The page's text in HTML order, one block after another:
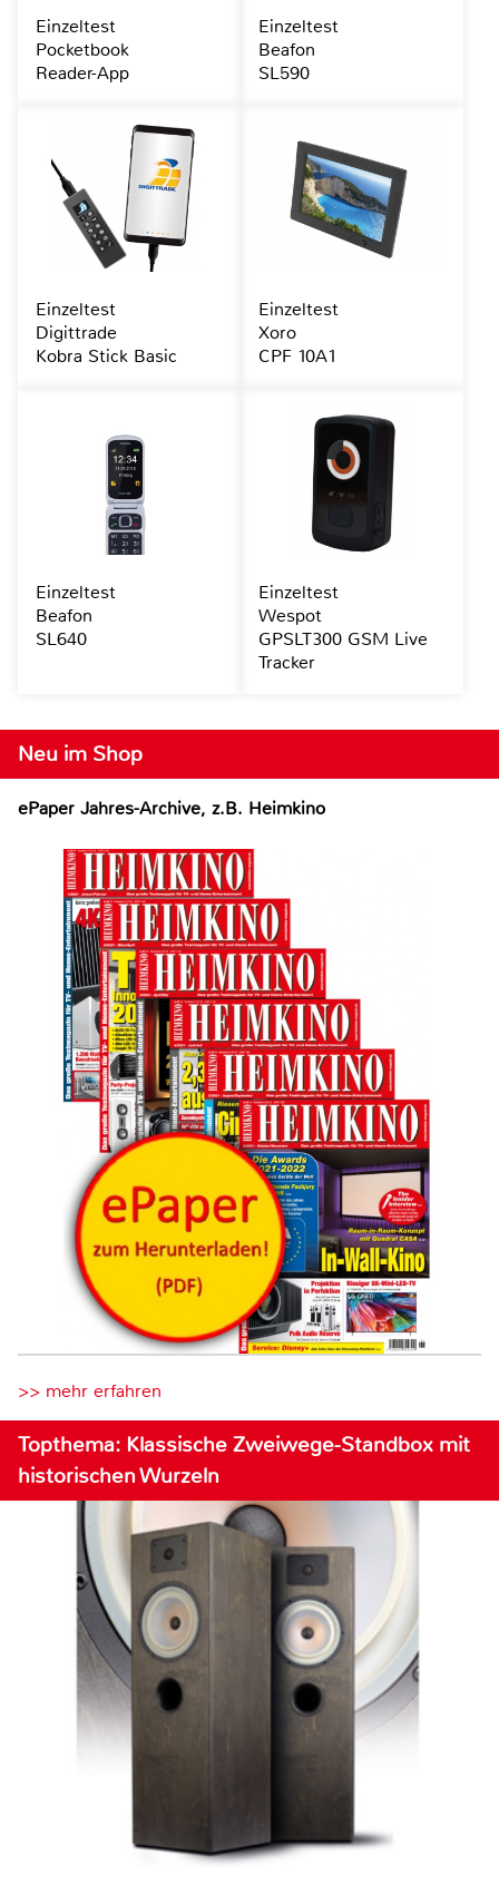
Neu im Shop
ePaper Jahres-Archive, z.B. Heimkino
>> mehr erfahren
Topthema: Klassische Zweiwege-Standbox mit
historischen Wurzeln
Einzeltest
Pocketbook
Reader-App
Einzeltest
Beafon
SL590
Einzeltest
Digittrade
Kobra Stick Basic
Einzeltest
Xoro
CPF 10A1
Einzeltest
Beafon
SL640
Einzeltest
Wespot
GPSLT300 GSM Live
Tracker